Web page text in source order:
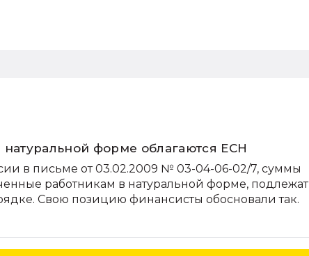
форме облагаются ЕСН
в письме от 03.02.2009 № 03-04-06-02/7, суммы
работникам в натуральной форме, подлежат
Свою позицию финансисты обосновали так.